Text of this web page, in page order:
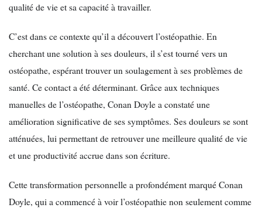
qualité de vie et sa capacité à travailler.
C’est dans ce contexte qu’il a découvert l’ostéopathie. En
cherchant une solution à ses douleurs, il s’est tourné vers un
ostéopathe, espérant trouver un soulagement à ses problèmes de
santé. Ce contact a été déterminant. Grâce aux techniques
manuelles de l’ostéopathe, Conan Doyle a constaté une
amélioration significative de ses symptômes. Ses douleurs se sont
atténuées, lui permettant de retrouver une meilleure qualité de vie
et une productivité accrue dans son écriture.
Cette transformation personnelle a profondément marqué Conan
Doyle, qui a commencé à voir l’ostéopathie non seulement comme